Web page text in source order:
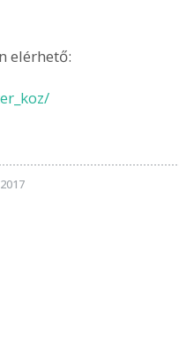
elérhető: